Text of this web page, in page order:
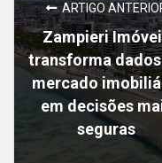
ARTIGO
Zampieri
transforma
mercado
em decisões
seguras